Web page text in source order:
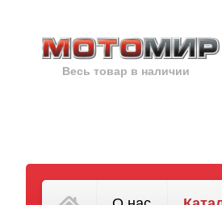
Весь товар в наличии